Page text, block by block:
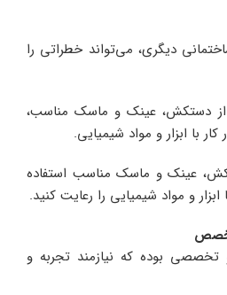
دیگری، می‌تواند خطراتی را
از دستکش، عینک و ماسک مناسب،
با ابزار و مواد شیمیایی.
عینک و ماسک مناسب استفاده
و مواد شیمیایی را رعایت کنید.
بوده که نیازمند تجربه و